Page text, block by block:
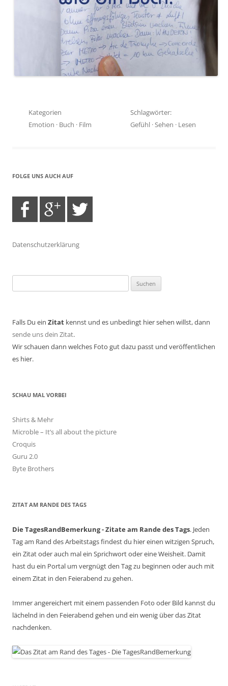
Kategorien
Emotion · Buch · Film
Schlagwörter:
Gefühl ·Sehen · Lesen
FOLGE UNS AUCH AUF
Datenschutzerklärung
nach:
Falls Du ein Zitat kennst und es unbedingt hier sehen willst, dann
sende uns dein Zitat.
Wir schauen dann welches Foto gut dazu passt und veröffentlichen
es hier.
SCHAU MAL VORBEI
Shirts & Mehr
Microble – It’s all about the picture
Croquis
Guru 2.0
Byte Brothers
ZITAT AM RANDE DES TAGS
Die TagesRandBemerkung - Zitate am Rande des Tags. Jeden
Tag am Rand des Arbeitstags findest du hier einen witzigen Spruch,
ein Zitat oder auch mal ein Sprichwort oder eine Weisheit. Damit
hast du ein Portal um vergnügt den Tag zu beginnen oder auch mit
einem Zitat in den Feierabend zu gehen.
Immer angereichert mit einem passenden Foto oder Bild kannst du
lächelnd in den Feierabend gehen und ein wenig über das Zitat
nachdenken.